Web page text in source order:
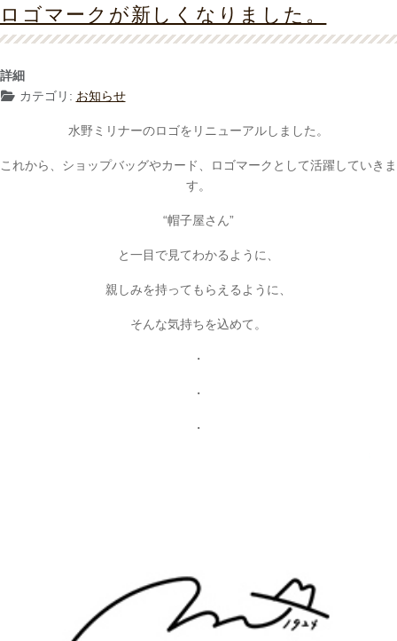
ロゴマークが新しくなりました。
詳細
カテゴリ: お知らせ
水野ミリナーのロゴをリニューアルしました。
これから、ショップバッグやカード、ロゴマークとして活躍していきま
す。
“帽子屋さん”
と一目で見てわかるように、
親しみを持ってもらえるように、
そんな気持ちを込めて。
・
・
・